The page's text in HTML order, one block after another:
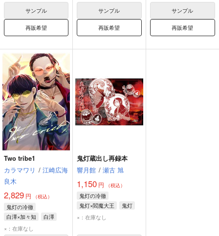
サンプル
再販希望
サンプル
再販希望
サンプル
再販希望
Two tribe1
カラマワリ / 江崎広海
良木
2,829 円 （税込）
鬼灯の冷徹
白澤×加々知
白澤
加々知
×：在庫なし
鬼灯蔵出し再録本
響月館 / 瀬古 旭
1,150 円 （税込）
鬼灯の冷徹
鬼灯×閻魔大王
鬼灯
閻魔大王
×：在庫なし